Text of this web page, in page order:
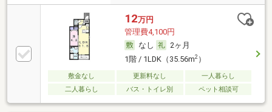
12万円
管理費4,100円
なし
2ヶ月
1階 / 1LDK（35.56m2）
敷金なし 更新料なし
一人暮らし
二人暮らし
バス・トイレ別 ペット相談可